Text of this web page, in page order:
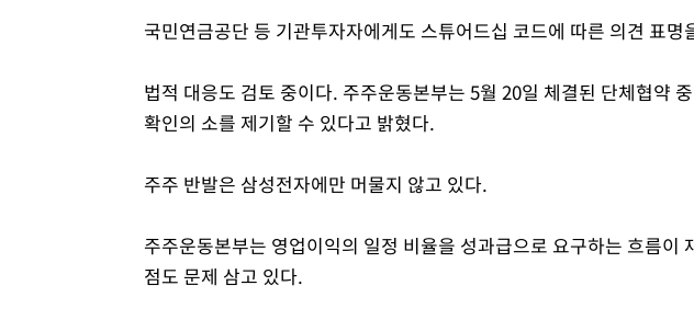
국민연금공단 등 기관투자자에게도 스튜어드십 코드에 따른 의견 표명
법적 대응도 검토 중이다. 주주운동본부는 5월 20일 체결된 단체협약
확인의 소를 제기할 수 있다고 밝혔다.
주주 반발은 삼성전자에만 머물지 않고 있다.
주주운동본부는 영업이익의 일정 비율을 성과급으로 요구하는 흐름이
점도 문제 삼고 있다.